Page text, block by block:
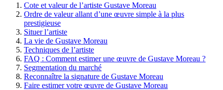
Cote et valeur de l’artiste Gustave Moreau
Ordre de valeur allant d’une œuvre simple à la plus
prestigieuse
Situer l’artiste
La vie de Gustave Moreau
Techniques de l’artiste
FAQ : Comment estimer une œuvre de Gustave Moreau ?
Segmentation du marché
Reconnaître la signature de Gustave Moreau
Faire estimer votre œuvre de Gustave Moreau